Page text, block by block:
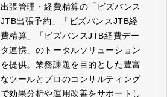
出張管理・経費精算の「ビズバンス
JTB出張予約」「ビズバンスJTB経
費精算」「ビズバンスJTB経費デー
タ連携」のトータルソリューション
を提供。業務課題を目的とした豊富
なツールとプロのコンサルティング
で効果分析や運用改善をサポートし